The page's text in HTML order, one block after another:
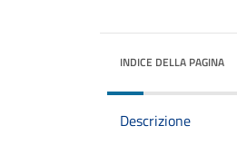
INDICE DELLA PAGINA
Descrizione